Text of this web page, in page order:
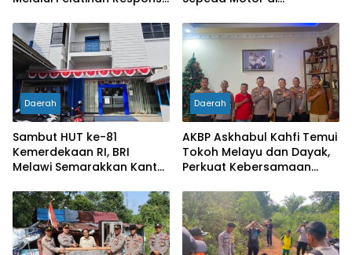
Meninggal Dunia
Daerah
Sambut HUT ke-81
Kemerdekaan RI, BRI
Melawi Semarakkan Kantor
Putih
Daerah
AKBP Askhabul Kahfi Temui
Tokoh Melayu dan Dayak,
Perkuat Kebersamaan